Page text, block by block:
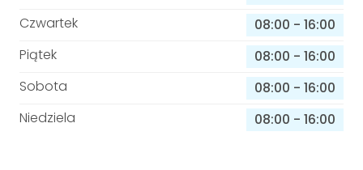
Czwartek
08:00 - 16:00
Piątek
08:00 - 16:00
Sobota
08:00 - 16:00
Niedziela
08:00 - 16:00